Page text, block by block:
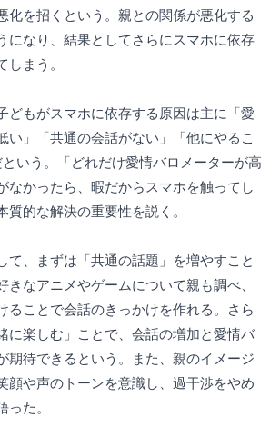
化を招くという。親との関係が悪化する
になり、結果としてさらにスマホに依存
まう。
どもがスマホに依存する原因は主に「愛
い」「共通の会話がない」「他にやるこ
いう。「どれだけ愛情バロメーターが高
なかったら、暇だからスマホを触ってし
質的な解決の重要性を説く。
て、まずは「共通の話題」を増やすこと
きなアニメやゲームについて親も調べ、
ることで会話のきっかけを作れる。さら
に楽しむ」ことで、会話の増加と愛情バ
期待できるという。また、親のイメージ
顔や声のトーンを意識し、過干渉をやめ
た。